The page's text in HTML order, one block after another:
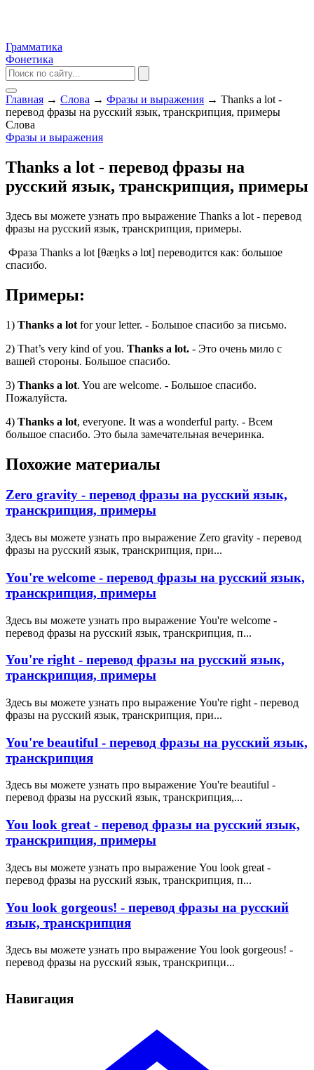
Грамматика
Фонетика
Главная → Слова → Фразы и выражения → Thanks a lot -
перевод фразы на русский язык, транскрипция, примеры
Слова
Фразы и выражения
Thanks a lot - перевод фразы на
русский язык, транскрипция, примеры
Здесь вы можете узнать про выражение Thanks a lot - перевод
фразы на русский язык, транскрипция, примеры.
Фраза Thanks a lot [θæŋks ə lɒt] переводится как: большое
спасибо.
Примеры:
1) Thanks a lot for your letter. - Большое спасибо за письмо.
2) That’s very kind of you. Thanks a lot. - Это очень мило с
вашей стороны. Большое спасибо.
3) Thanks a lot. You are welcome. - Большое спасибо.
Пожалуйста.
4) Thanks a lot, everyone. It was a wonderful party. - Всем
большое спасибо. Это была замечательная вечеринка.
Похожие материалы
Zero gravity - перевод фразы на русский язык,
транскрипция, примеры
Здесь вы можете узнать про выражение Zero gravity - перевод
фразы на русский язык, транскрипция, при...
You're welcome - перевод фразы на русский язык,
транскрипция, примеры
Здесь вы можете узнать про выражение You're welcome -
перевод фразы на русский язык, транскрипция, п...
You're right - перевод фразы на русский язык,
транскрипция, примеры
Здесь вы можете узнать про выражение You're right - перевод
фразы на русский язык, транскрипция, при...
You're beautiful - перевод фразы на русский язык,
транскрипция
Здесь вы можете узнать про выражение You're beautiful -
перевод фразы на русский язык, транскрипция,...
You look great - перевод фразы на русский язык,
транскрипция, примеры
Здесь вы можете узнать про выражение You look great -
перевод фразы на русский язык, транскрипция, п...
You look gorgeous! - перевод фразы на русский
язык, транскрипция
Здесь вы можете узнать про выражение You look gorgeous! -
перевод фразы на русский язык, транскрипци...
Навигация